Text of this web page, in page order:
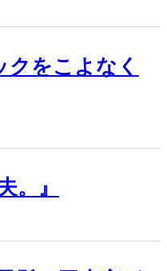
クをこよなく
。』